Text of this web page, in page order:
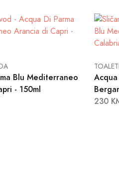
Blu Mediterraneo
- 150ml
230